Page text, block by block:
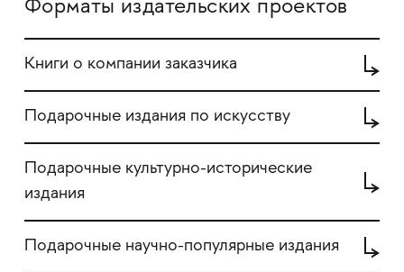
Форматы издательских проектов
Книги о компании заказчика
Подарочные издания по искусству
Подарочные культурно-исторические
издания
Подарочные научно-популярные издания